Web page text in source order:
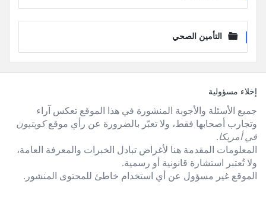
التأمين الصحي
الفوترإخلاء مسؤولية
جميع الأسئلة والأجوبة المنشورة في هذا الموقع تعكس آراء
وتجارب أصحابها فقط، ولا تعبّر بالضرورة عن رأي موقعكويتيون
في أمريكا.
المعلومات المقدمة هنا لأغراض تبادل الخبرات والمعرفة العامة،
ولا تُعتبر استشارة قانونية أو رسمية.
الموقع غير مسؤول عن أي استخدام خاطئ للمحتوى المنشور.